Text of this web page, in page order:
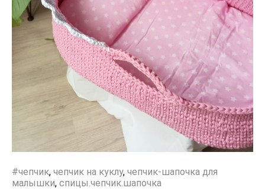
#чепчик, чепчик на куклу, чепчик-шапочка для
малышки, спицы.чепчик.шапочка